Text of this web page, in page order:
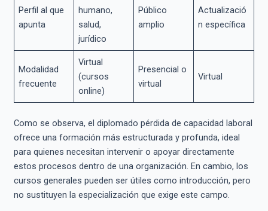
Perfil al que
apunta
humano,
salud,
jurídico
Público
amplio
Actualizació
n específica
Modalidad
frecuente
Virtual
(cursos
online)
Presencial o
virtual
Virtual
Como se observa, el diplomado pérdida de capacidad laboral
ofrece una formación más estructurada y profunda, ideal
para quienes necesitan intervenir o apoyar directamente
estos procesos dentro de una organización. En cambio, los
cursos generales pueden ser útiles como introducción, pero
no sustituyen la especialización que exige este campo.